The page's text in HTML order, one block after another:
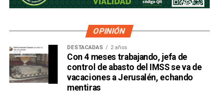
OPINIÓN
DESTACADAS 2 años
Con 4 meses trabajando, jefa de
control de abasto del IMSS se va de
vacaciones a Jerusalén, echando
mentiras